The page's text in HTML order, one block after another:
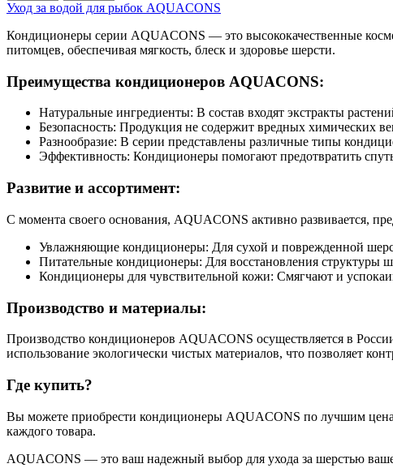
Уход за водой для рыбок AQUACONS
Кондиционеры серии AQUACONS — это высококачественные
питомцев, обеспечивая мягкость, блеск и здоровье шерсти.
Преимущества кондиционеров AQUACONS:
Натуральные ингредиенты: В состав входят экстракты
Безопасность: Продукция не содержит вредных химических
Разнообразие: В серии представлены различные типы
Эффективность: Кондиционеры помогают предотвратить
Развитие и ассортимент:
С момента своего основания, AQUACONS активно развивается,
Увлажняющие кондиционеры: Для сухой и поврежденной
Питательные кондиционеры: Для восстановления структуры
Кондиционеры для чувствительной кожи: Смягчают и
Производство и материалы:
Производство кондиционеров AQUACONS осуществляется в
использование экологически чистых материалов, что позволяет
Где купить?
Вы можете приобрести кондиционеры AQUACONS по лучшим
каждого товара.
AQUACONS — это ваш надежный выбор для ухода за шерстью